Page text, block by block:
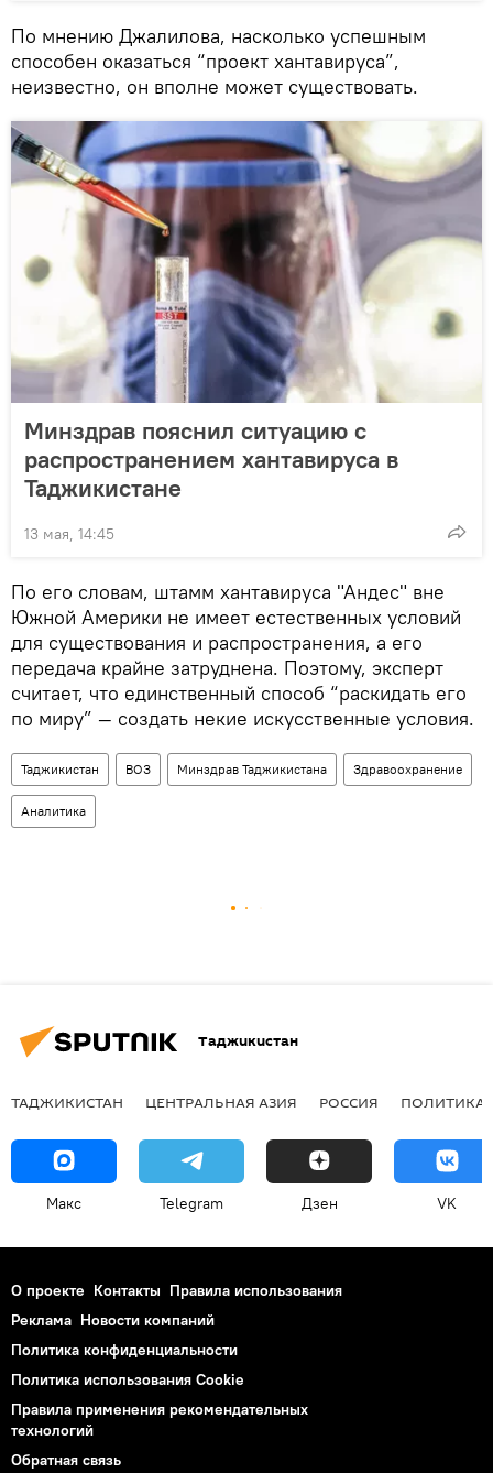
По мнению Джалилова, насколько успешным
способен оказаться “проект хантавируса”,
неизвестно, он вполне может существовать.
Минздрав пояснил ситуацию с
распространением хантавируса в
Таджикистане
13 мая, 14:45
По его словам, штамм хантавируса "Андес" вне
Южной Америки не имеет естественных условий
для существования и распространения, а его
передача крайне затруднена. Поэтому, эксперт
считает, что единственный способ “раскидать его
по миру” — создать некие искусственные условия.
Таджикистан ВОЗ Минздрав Таджикистана Здравоохранение
Аналитика
Таджикистан
ТАДЖИКИСТАН ЦЕНТРАЛЬНАЯ АЗИЯ РОССИЯ ПОЛИТИКА
Макс Telegram Дзен VK
О проекте Контакты Правила использования
Реклама Новости компаний
Политика конфиденциальности
Политика использования Cookie
Правила применения рекомендательных
технологий
Обратная связь